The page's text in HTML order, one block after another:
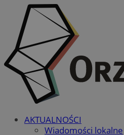
AKTUALNOŚCI
Wiadomości lokalne